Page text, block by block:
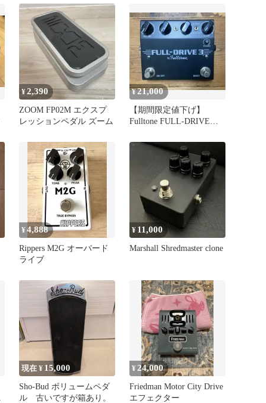
ル
¥2,390
⁠ZOOM FP02M エクスプ
レッションペダル ズーム⁠
¥21,000
【期間限定値下げ】
Fulltone FULL-DRIVE
¥4,888
Rippers M2G オーバード
ライブ
¥ 11,000
Marshall Shredmaster clone
現在 ¥ 15,000
Sho-Bud ボリュームペダ
ル 古いですが箱あり。
¥ 24,000
Friedman Motor City Drive
エフェクター